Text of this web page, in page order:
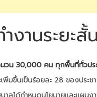
ำงานระย
น 30,000 คน ทุกพื้นที่ทั่วปร
พิ่มขึ้นเป็นร้อยละ 28 ของปร